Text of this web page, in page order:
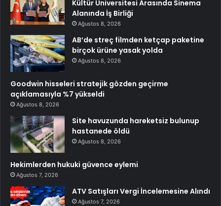
Kültür Üniversitesi Arasında Sinema
Alanında İş Birliği
Ağustos 8, 2026
AB’de streç filmden ketçap paketine
birçok ürüne yasak yolda
Ağustos 8, 2026
Goodwin hisseleri stratejik gözden geçirme
açıklamasıyla %7 yükseldi
Ağustos 8, 2026
Site havuzunda hareketsiz bulunup
hastanede öldü
Ağustos 8, 2026
Hekimlerden hukuki güvence eylemi
Ağustos 7, 2026
ATV Satışları Vergi İncelemesine Alındı
Ağustos 7, 2026